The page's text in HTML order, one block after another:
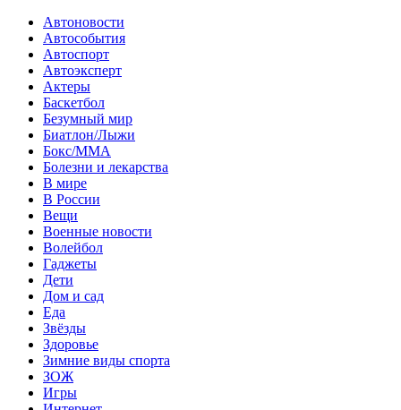
Автоновости
Автособытия
Автоспорт
Автоэксперт
Актеры
Баскетбол
Безумный мир
Биатлон/Лыжи
Бокс/MMA
Болезни и лекарства
В мире
В России
Вещи
Военные новости
Волейбол
Гаджеты
Дети
Дом и сад
Еда
Звёзды
Здоровье
Зимние виды спорта
ЗОЖ
Игры